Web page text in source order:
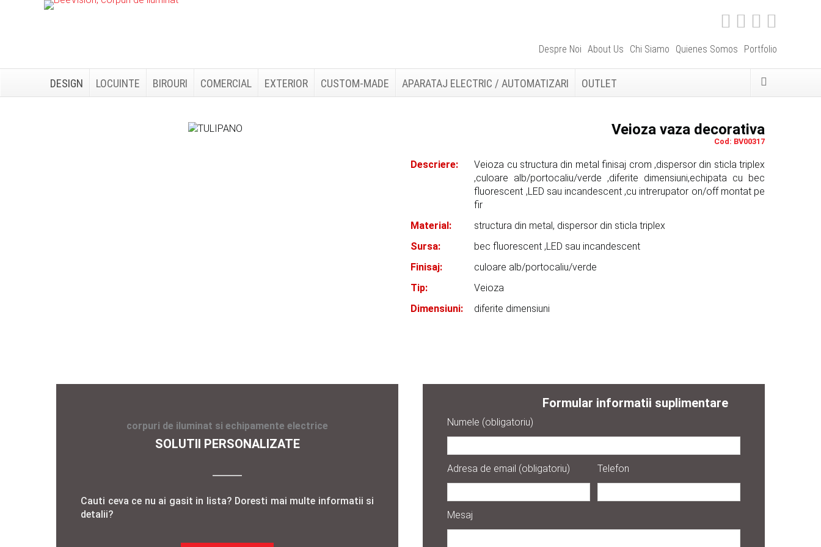
Despre Noi About Us Chi Siamo Quienes Somos Portfolio
DESIGN LOCUINTE BIROURI COMERCIAL EXTERIOR CUSTOM-MADE APARATAJ ELECTRIC / AUTOMATIZARI OUTLET
Veioza vaza decorativa
Cod: BV00317
Descriere:
Veioza cu structura din metal finisaj crom ,dispersor din sticla triplex
,culoare alb/portocaliu/verde ,diferite dimensiuni,echipata cu bec
fluorescent ,LED sau incandescent ,cu intrerupator on/off montat pe
fir
Material:
structura din metal, dispersor din sticla triplex
Sursa:
bec fluorescent ,LED sau incandescent
Finisaj:
culoare alb/portocaliu/verde
Tip:
Veioza
Dimensiuni:
diferite dimensiuni
corpuri de iluminat si echipamente electrice
SOLUTII PERSONALIZATE
Cauti ceva ce nu ai gasit in lista? Doresti mai multe informatii si
detalii?
Formular informatii suplimentare
Numele (obligatoriu)
Adresa de email (obligatoriu) Telefon
Mesaj